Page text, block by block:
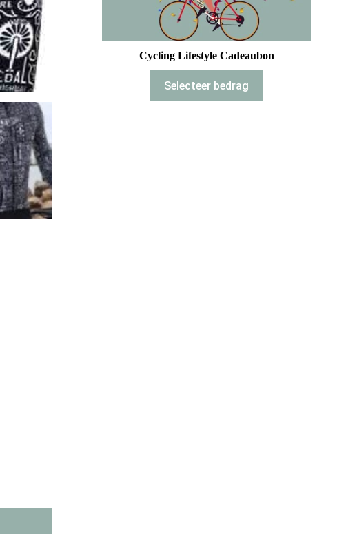
Cycling Lifestyle Cadeaubon
Selecteer bedrag